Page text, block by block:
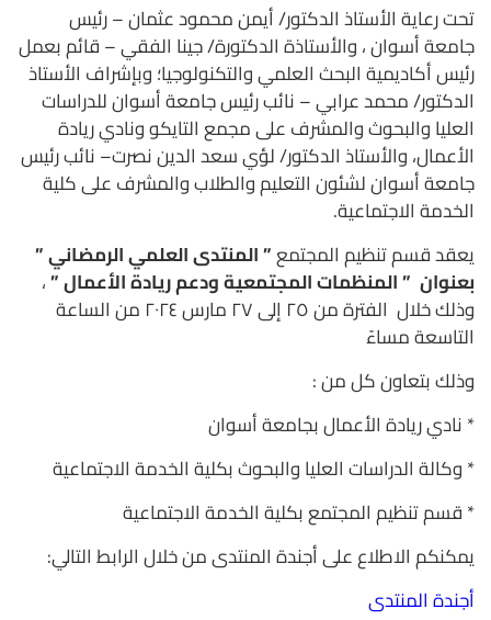
تحت رعاية الأستاذ الدكتور/ أيمن محمود عثمان – رئيس
جامعة أسوان ، والأستاذة الدكتورة/ جينا الفقي – قائم بعمل
رئيس أكاديمية البحث العلمي والتكنولوجيا؛ وبإشراف الأستاذ
الدكتور/ محمد عرابي – نائب رئيس جامعة أسوان للدراسات
العليا والبحوث والمشرف على مجمع التايكو ونادي ريادة
الأعمال، والأستاذ الدكتور/ لؤي سعد الدين نصرت– نائب رئيس
جامعة أسوان لشئون التعليم والطلاب والمشرف على كلية
الخدمة الاجتماعية.
يعقد قسم تنظيم المجتمع” المنتدى العلمي الرمضاني ”
بعنوان ” المنظمات المجتمعية ودعم ريادة الأعمال ”،
وذلك خلال الفترة من ٢٥ إلى ٢٧ مارس ٢٠٢٤ من الساعة
التاسعة مساءً
وذلك بتعاون كل من :
* نادي ريادة الأعمال بجامعة أسوان
* وكالة الدراسات العليا والبحوث بكلية الخدمة الاجتماعية
* قسم تنظيم المجتمع بكلية الخدمة الاجتماعية
يمكنكم الاطلاع على أجندة المنتدى من خلال الرابط التالي:
أجندة المنتدى